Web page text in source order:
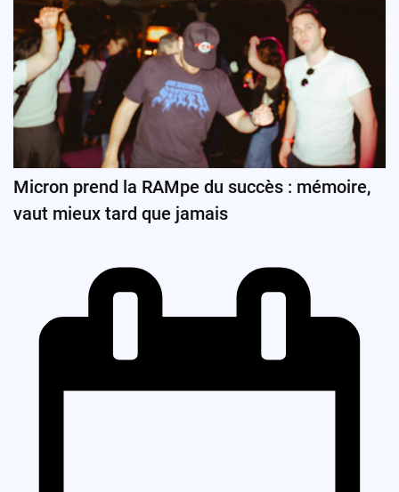
Micron prend la RAMpe du succès : mémoire,
vaut mieux tard que jamais